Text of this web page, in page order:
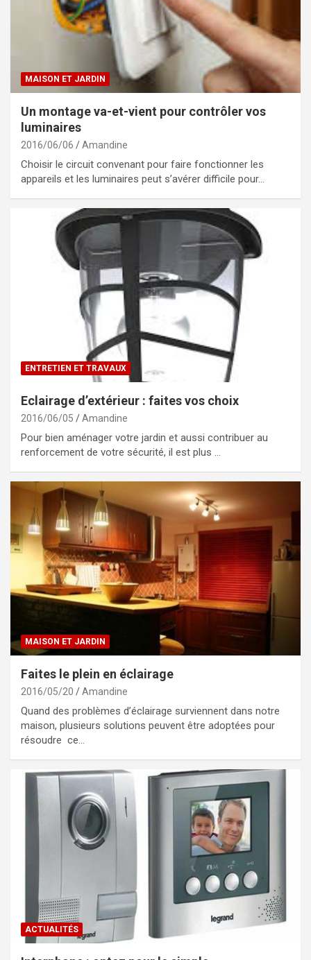
MAISON ET JARDIN
Un montage va-et-vient pour contrôler vos
luminaires
2016/06/06 Amandine
Choisir le circuit convenant pour faire fonctionner les
appareils et les luminaires peut s’avérer difficile pour…
ENTRETIEN ET TRAVAUX
Eclairage d’extérieur : faites vos choix
2016/06/05 Amandine
Pour bien aménager votre jardin et aussi contribuer au
renforcement de votre sécurité, il est plus …
MAISON ET JARDIN
Faites le plein en éclairage
2016/05/20 Amandine
Quand des problèmes d’éclairage surviennent dans notre
maison, plusieurs solutions peuvent être adoptées pour
résoudre ce…
ACTUALITÉS